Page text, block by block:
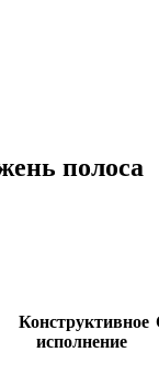
полоса
Конструктивное
исполнение